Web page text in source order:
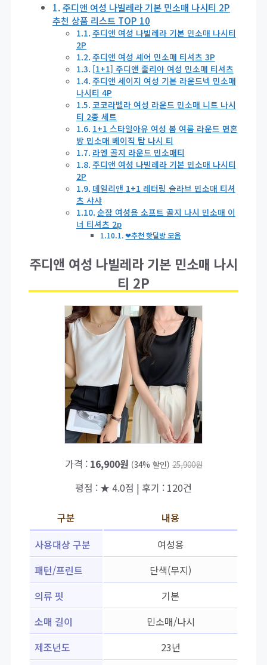
주디앤 여성 나빌레라 기본 민소매 나시티 2P
추천 상품 리스트 TOP 10
주디앤 여성 나빌레라 기본 민소매 나시티
2P
주디앤 여성 셰어 민소매 티셔츠 3P
[1+1] 주디앤 줄리아 여성 민소매 티셔츠
주디앤 세이지 여성 기본 라운드넥 민소매
나시티 4P
코코라벨라 여성 라운드 민소매 니트 나시
티 2종 세트
1+1 스타일아유 여성 봄 여름 라운드 면혼
방 민소매 베이직 탑 나시 티
라엔 골지 라운드 민소매티
주디앤 여성 나빌레라 기본 민소매 나시티
2P
데일리앤 1+1 레터링 슬라브 민소매 티셔
츠 샤샤
순잠 여성용 소프트 골지 나시 민소매 이
너 티셔츠 2p
❤추천 핫딜방 모음
주디앤 여성 나빌레라 기본 민소매 나시
티 2P
가격 : 16,900원 (34% 할인) 25,900원
평점 : ★ 4.0점 | 후기 : 120건
구분
내용
사용대상 구분
여성용
패턴/프린트
단색(무지)
의류 핏
기본
소매 길이
민소매/나시
제조년도
23년